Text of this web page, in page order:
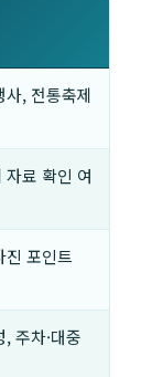
, 전통축제
자료 확인 여
진 포인트
주차·대중